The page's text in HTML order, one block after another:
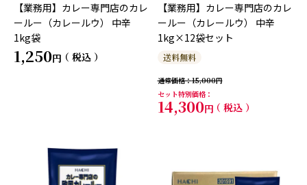
【業務用】カレー専門店のカレ
ールー（カレールウ） 中辛
1kg袋
1,250 税込
【業務用】カレー専門店のカレ
ールー（カレールウ） 中辛
1kg×12袋セット
送料無料
通常価格
15,000
セット特別価格
14,300 税込